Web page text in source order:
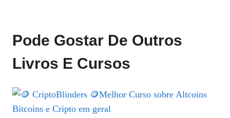
Pode Gostar De Outros
Livros E Cursos